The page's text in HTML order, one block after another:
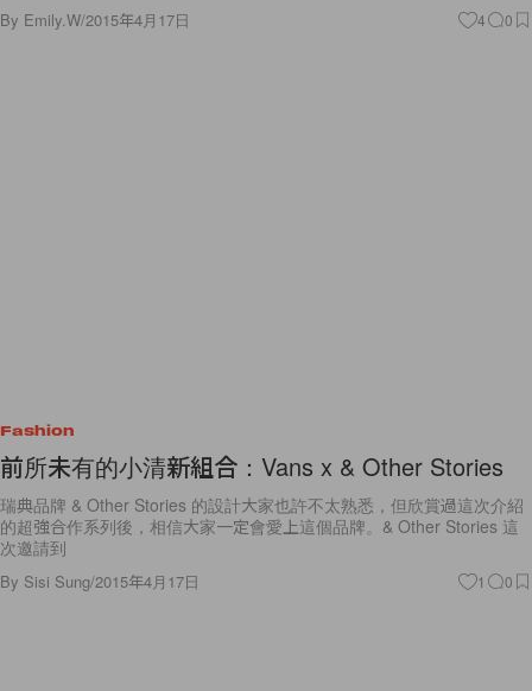
By Emily.W/2015年4月17日 4 0
Fashion
前所未有的小清新組合：Vans x & Other Stories
瑞典品牌 & Other Stories 的設計大家也許不太熟悉，但欣賞過這次介紹
的超強合作系列後，相信大家一定會愛上這個品牌。& Other Stories 這
次邀請到
By Sisi Sung/2015年4月17日 1 0